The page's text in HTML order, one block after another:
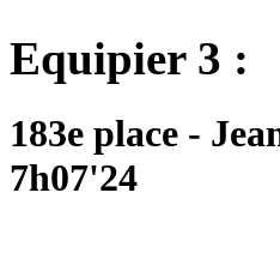
Equipier 3 :
183e place -
7h07'24